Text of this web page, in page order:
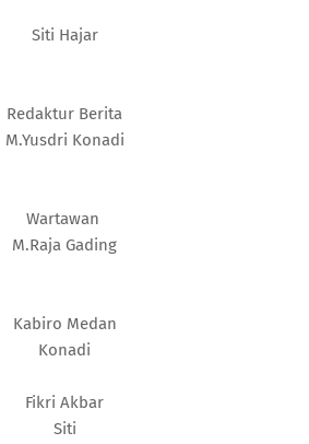
Siti Hajar
Redaktur Berita
M.Yusdri Konadi
Wartawan
M.Raja Gading
Kabiro Medan
Konadi
Fikri Akbar
Siti